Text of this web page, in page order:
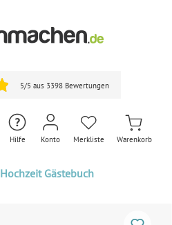
5/5 aus 3398 Bewertungen
Hilfe Konto Merkliste Warenkorb
Hochzeit Gästebuch